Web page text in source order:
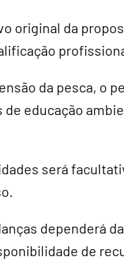
original da
da pesca, o
educação
será
dependerá
de